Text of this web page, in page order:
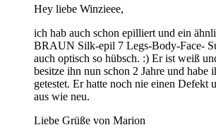
Hey liebe Winzieee,
ich hab auch schon epilliert und ein
BRAUN Silk-epil 7 Legs-Body-Face-
auch optisch so hübsch. :) Er ist weiß
besitze ihn nun schon 2 Jahre und habe
getestet. Er hatte noch nie einen Defekt
aus wie neu.
Liebe Grüße von Marion